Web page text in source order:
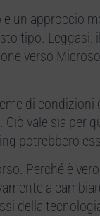
un approccio
tipo.
verso
di
vale sia per
potrebbero
Perché è
a
della